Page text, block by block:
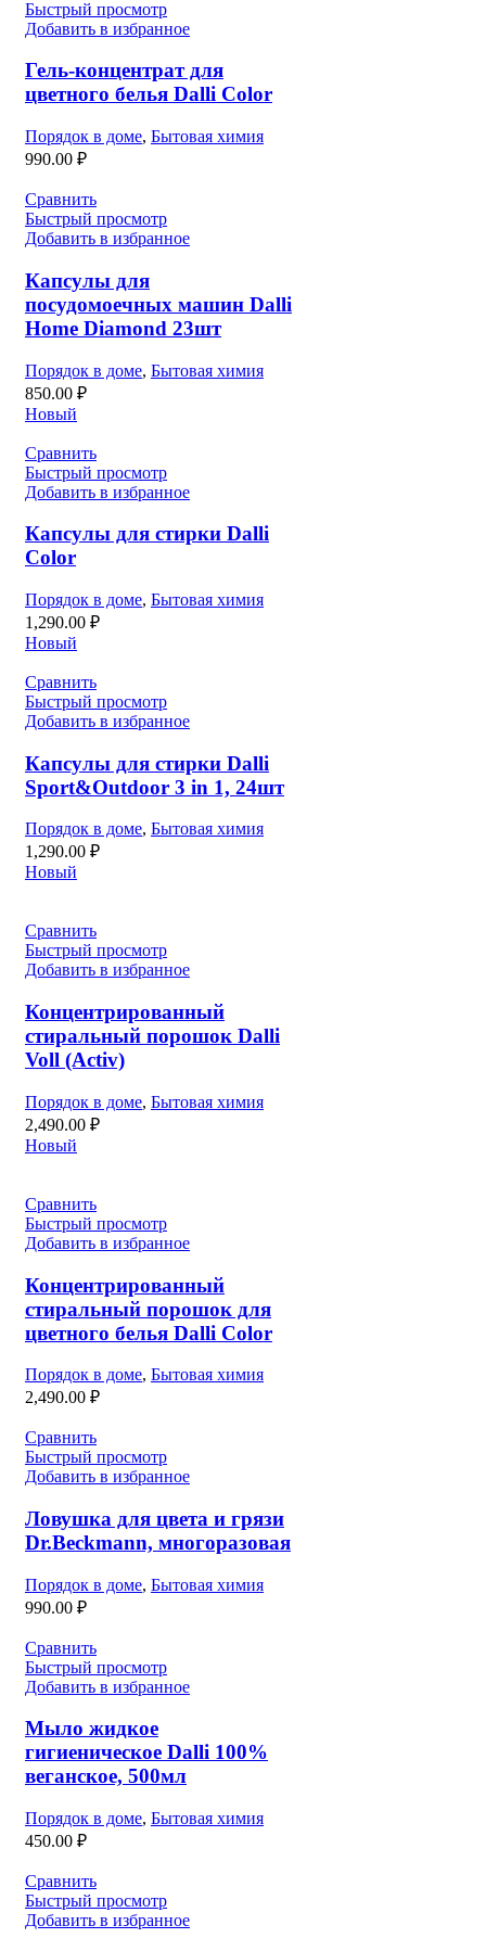
Быстрый просмотр
Добавить в избранное
Гель-концентрат для
цветного белья Dalli Color
Порядок в доме, Бытовая химия
990.00 ₽
Сравнить
Быстрый просмотр
Добавить в избранное
Капсулы для
посудомоечных машин Dalli
Home Diamond 23шт
Порядок в доме, Бытовая химия
850.00 ₽
Новый
Сравнить
Быстрый просмотр
Добавить в избранное
Капсулы для стирки Dalli
Color
Порядок в доме, Бытовая химия
1,290.00 ₽
Новый
Сравнить
Быстрый просмотр
Добавить в избранное
Капсулы для стирки Dalli
Sport&Outdoor 3 in 1, 24шт
Порядок в доме, Бытовая химия
1,290.00 ₽
Новый
Сравнить
Быстрый просмотр
Добавить в избранное
Концентрированный
стиральный порошок Dalli
Voll (Activ)
Порядок в доме, Бытовая химия
2,490.00 ₽
Новый
Сравнить
Быстрый просмотр
Добавить в избранное
Концентрированный
стиральный порошок для
цветного белья Dalli Color
Порядок в доме, Бытовая химия
2,490.00 ₽
Сравнить
Быстрый просмотр
Добавить в избранное
Ловушка для цвета и грязи
Dr.Beckmann, многоразовая
Порядок в доме, Бытовая химия
990.00 ₽
Сравнить
Быстрый просмотр
Добавить в избранное
Мыло жидкое
гигиеническое Dalli 100%
веганское, 500мл
Порядок в доме, Бытовая химия
450.00 ₽
Сравнить
Быстрый просмотр
Добавить в избранное